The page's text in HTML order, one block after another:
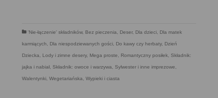
'Nie-łączenie' składników, Bez pieczenia, Deser, Dla dzieci, Dla matek
karmiących, Dla niespodziewanych gości, Do kawy czy herbaty, Dzień
Dziecka, Lody i zimne desery, Mega proste, Romantyczny posiłek, Składnik:
jajka i nabiał, Składnik: owoce i warzywa, Sylwester i inne imprezowe,
Walentynki, Wegetariańska, Wypieki i ciasta